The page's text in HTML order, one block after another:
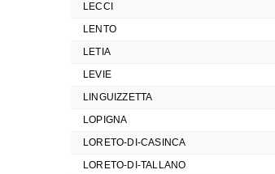
LECCI
LENTO
LETIA
LEVIE
LINGUIZZETTA
LOPIGNA
LORETO-DI-CASINCA
LORETO-DI-TALLANO